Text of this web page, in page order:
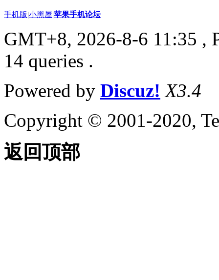
手机版|小黑屋|苹果手机论坛
GMT+8, 2026-8-6 11:35 ,
14 queries .
Powered by Discuz! X3.4
Copyright © 2001-2020,
返回顶部